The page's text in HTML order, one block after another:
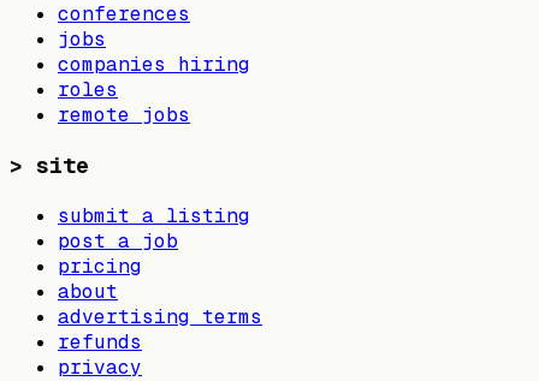
conferences
jobs
companies hiring
roles
remote jobs
> site
submit a listing
post a job
pricing
about
advertising terms
refunds
privacy